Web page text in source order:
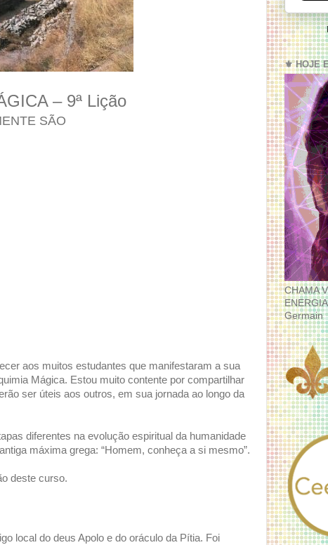
– 9ª Lição
SÃO
aos muitos estudantes que manifestaram a sua
Mágica. Estou muito contente por compartilhar
ser úteis aos outros, em sua jornada ao longo da
diferentes na evolução espiritual da humanidade
máxima grega: “Homem, conheça a si mesmo”.
deste curso.
local do deus Apolo e do oráculo da Pítia. Foi
⚜️ HOJE
CHAMA
Germain